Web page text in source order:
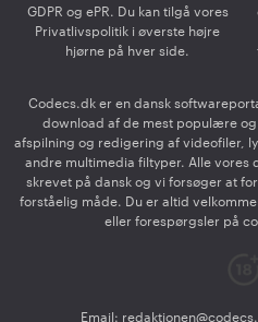
GDPR og ePR. Du kan tilgå vores
Privatlivspolitik i øverste højre
hjørne på hver side.
Codecs.dk er en dansk
download af de mest populære
afspilning og redigering af videofiler,
andre multimedia filtyper. Alle vores
skrevet på dansk og vi forsøger at
forståelig måde. Du er altid
eller forespørgsler på
Email: